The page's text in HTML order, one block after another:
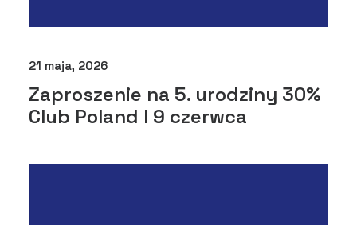
21 maja, 2026
Zaproszenie na 5. urodziny 30%
Club Poland I 9 czerwca